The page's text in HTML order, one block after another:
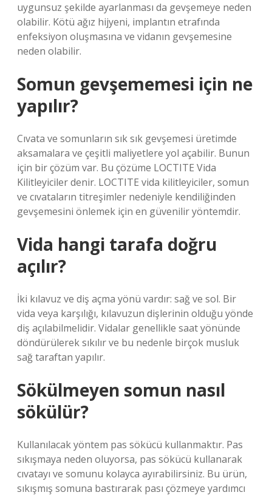
uygunsuz şekilde ayarlanması da gevşemeye neden
olabilir. Kötü ağız hijyeni, implantın etrafında
enfeksiyon oluşmasına ve vidanın gevşemesine
neden olabilir.
Somun gevşememesi için ne
yapılır?
Cıvata ve somunların sık sık gevşemesi üretimde
aksamalara ve çeşitli maliyetlere yol açabilir. Bunun
için bir çözüm var. Bu çözüme LOCTITE Vida
Kilitleyiciler denir. LOCTITE vida kilitleyiciler, somun
ve cıvataların titreşimler nedeniyle kendiliğinden
gevşemesini önlemek için en güvenilir yöntemdir.
Vida hangi tarafa doğru
açılır?
İki kılavuz ve diş açma yönü vardır: sağ ve sol. Bir
vida veya karşılığı, kılavuzun dişlerinin olduğu yönde
diş açılabilmelidir. Vidalar genellikle saat yönünde
döndürülerek sıkılır ve bu nedenle birçok musluk
sağ taraftan yapılır.
Sökülmeyen somun nasıl
sökülür?
Kullanılacak yöntem pas sökücü kullanmaktır. Pas
sıkışmaya neden oluyorsa, pas sökücü kullanarak
cıvatayı ve somunu kolayca ayırabilirsiniz. Bu ürün,
sıkışmış somuna bastırarak pası çözmeye yardımcı